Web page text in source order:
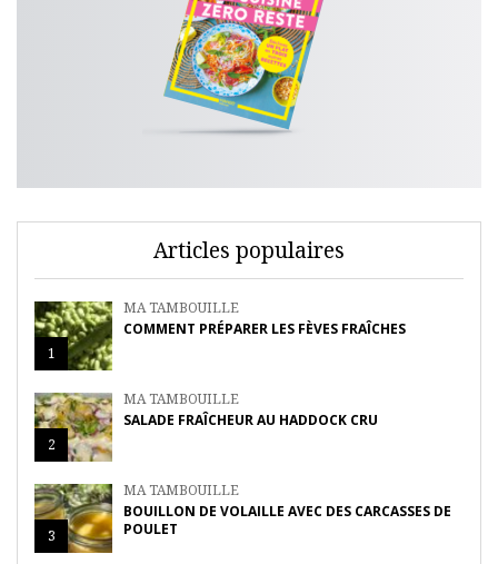
Articles populaires
1
MA TAMBOUILLE
COMMENT PRÉPARER LES FÈVES FRAÎCHES
2
MA TAMBOUILLE
SALADE FRAÎCHEUR AU HADDOCK CRU
3
MA TAMBOUILLE
BOUILLON DE VOLAILLE AVEC DES CARCASSES DE
POULET